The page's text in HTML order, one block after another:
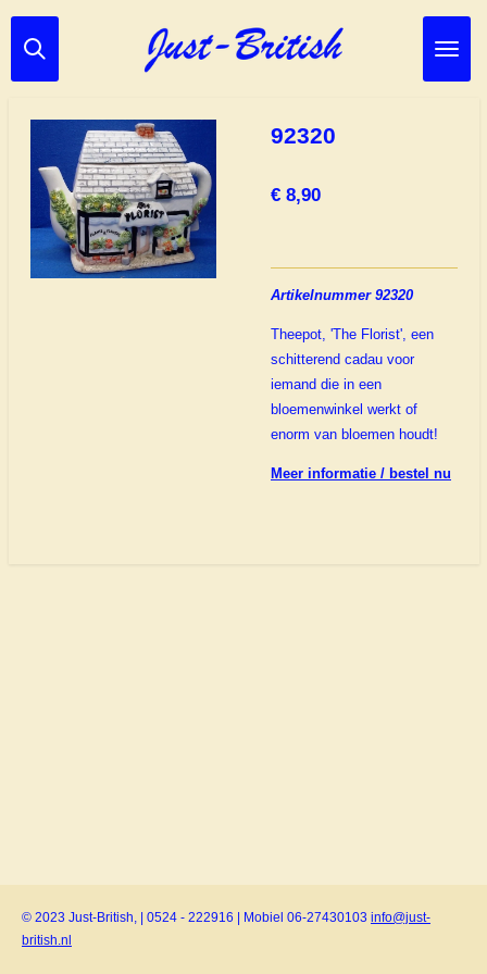
Ga
direct
hoofdinhoud
92320
€ 8,90
Artikelnummer 92320
Theepot, 'The Florist', een
schitterend cadau voor
iemand die in een
bloemenwinkel werkt of
enorm van bloemen houdt!
Meer informatie / bestel nu
© 2023 Just-British, | 0524 - 222916 | Mobiel 06-27430103 info@just-
british.nl